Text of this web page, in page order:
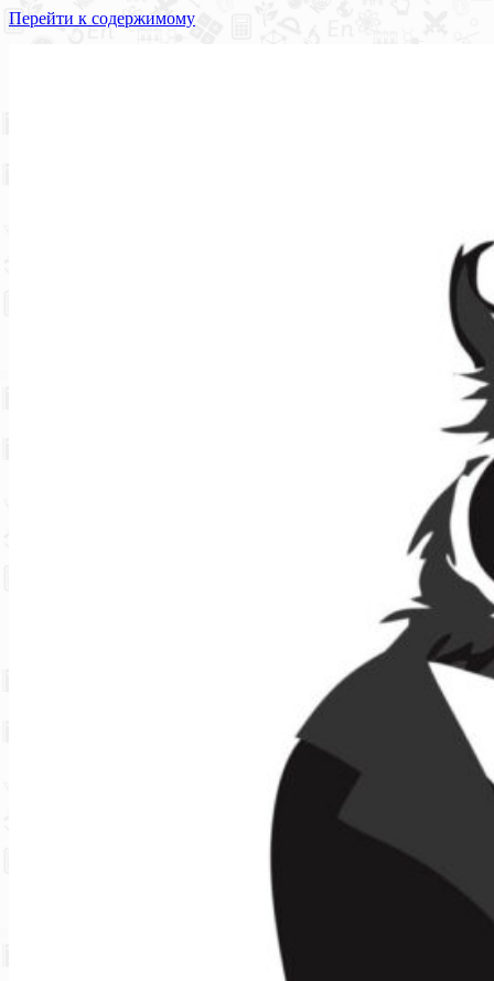
Перейти к содержимому